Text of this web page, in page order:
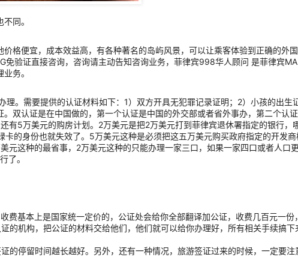
同。
格便宜，成本效益高，有各种著名的岛屿风景，可以让乘客体验到正确的外
验证直接咨询，咨询请主动告知咨询业务，菲律宾998华人顾问 是菲律宾
务。
。需要提供的认证材料如下：1）双方开具无犯罪记录证明；2）小孩的出生
双认证是在中国做的，第一个认证是中国的外交部或者省外事办，第二个认
5万美元的购房计划。2万美元是把2万美元打到菲律宾退休署指定的银行，
的身份也就失效了。5万美元这种是必须把这五万美元购买政府指定的开发
元这种的最省事，2万美元这种的只能办理一家三口，如果一家四口或者人口
了。
费基本上是国家统一定价的，公证处会给你全部翻译加公证，收费几百元一
的机构，把公证的材料交给他们，他们就可以给你办理好，所有相关手续搞
的停留时间越长越好。另外，还有一种情况，旅游签证过来的时候，一定要